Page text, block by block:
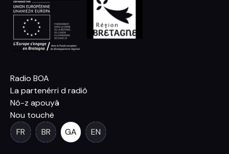
Radio BOA
La partenérri d radiô
Nô-z apouyâ
Nou touchë
FR
BR GA EN